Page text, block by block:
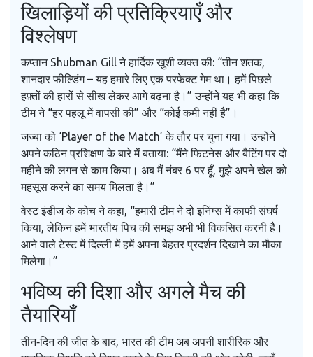
खिलाड़ियों की प्रतिक्रियाएँ और
विश्लेषण
कप्तान Shubman Gill
ने हार्दिक खुशी व्यक्त की: “तीन शतक,
शानदार फील्डिंग – यह हमारे लिए एक परफेक्ट गेम था। हमें पिछले
हफ़्तों की हारों से सीख लेकर आगे बढ़ना है।” उन्होंने यह भी कहा कि
टीम ने “हर पहलू में वापसी की” और “कोई कमी नहीं है”।
जज्बा को ‘Player of the Match’ के तौर पर चुना गया। उन्होंने
अपने कठिन प्रशिक्षण के बारे में बताया: “मैंने फिटनेस और बैटिंग पर दो
महीने की लगन से काम किया। अब मैं नंबर 6 पर हूँ, मुझे अपने खेल को
महसूस करने का समय मिलता है।”
वेस्ट इंडीज के कोच ने कहा, “हमारी टीम ने दो इनिंग्स में काफी संघर्ष
किया, लेकिन हमें भारतीय पिच की समझ अभी भी विकसित करनी है।
आने वाले टेस्ट में दिल्ली में हमें अपना बेहतर प्रदर्शन दिखाने का मौका
मिलेगा।”
भविष्य की दिशा और अगले मैच की
तैयारियाँ
तीन‑दिन की जीत के बाद, भारत की टीम अब अपनी शारीरिक और